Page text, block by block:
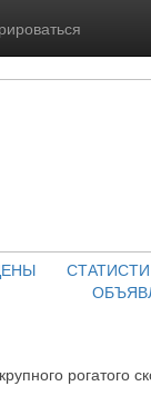
рогатого